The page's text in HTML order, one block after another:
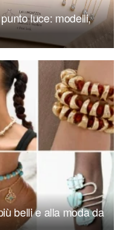
luce: modelli,
belli e alla moda da